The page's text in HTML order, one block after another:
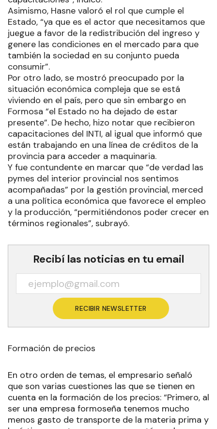
Asimismo, Hasne valoró el rol que cumple el
Estado, “ya que es el actor que necesitamos que
juegue a favor de la redistribución del ingreso y
genere las condiciones en el mercado para que
también la sociedad en su conjunto pueda
consumir”.
Por otro lado, se mostró preocupado por la
situación económica compleja que se está
viviendo en el país, pero que sin embargo en
Formosa “el Estado no ha dejado de estar
presente”. De hecho, hizo notar que recibieron
capacitaciones del INTI, al igual que informó que
están trabajando en una línea de créditos de la
provincia para acceder a maquinaria.
Y fue contundente en marcar que “de verdad las
pymes del interior provincial nos sentimos
acompañadas” por la gestión provincial, merced
a una política económica que favorece el empleo
y la producción, “permitiéndonos poder crecer en
términos regionales”, subrayó.
Recibí las noticias en tu email
RECIBIR NEWSLETTER
Formación de precios
En otro orden de temas, el empresario señaló
que son varias cuestiones las que se tienen en
cuenta en la formación de los precios: “Primero, al
ser una empresa formoseña tenemos mucho
menos gasto de transporte de la materia prima y